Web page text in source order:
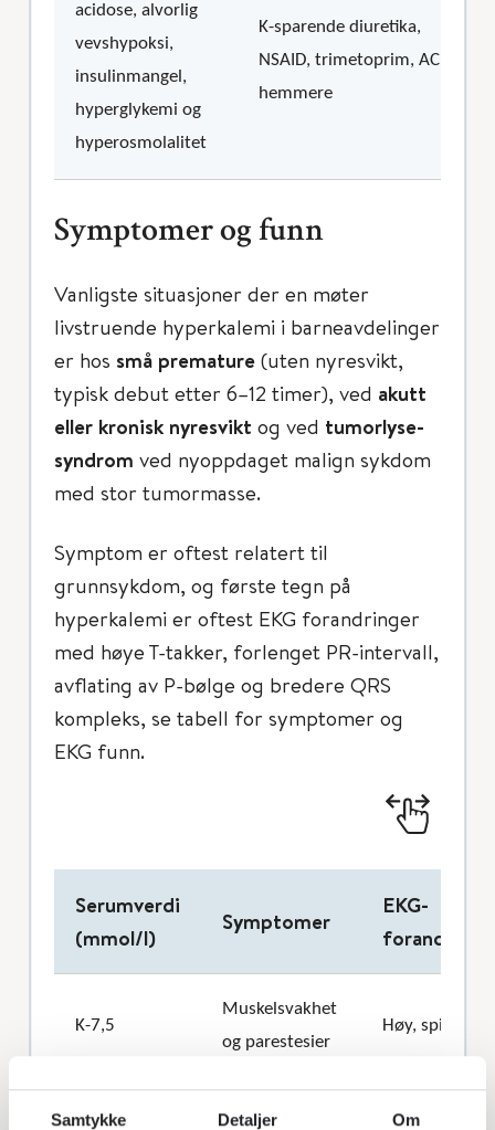
Samtykke Detaljer Om
acidose, alvorlig
vevshypoksi,
insulinmangel,
hyperglykemi og
hyperosmolalitet
K-sparende diuretika,
NSAID, trimetoprim, ACE-
hemmere
Symptomer og funn
Vanligste situasjoner der en møter
livstruende hyperkalemi i barneavdelinger
er hos små premature (uten nyresvikt,
typisk debut etter 6–12 timer), ved akutt
eller kronisk nyresvikt og ved tumorlyse-
syndrom ved nyoppdaget malign sykdom
med stor tumormasse.
Symptom er oftest relatert til
grunnsykdom, og første tegn på
hyperkalemi er oftest EKG forandringer
med høye T-takker, forlenget PR-intervall,
avflating av P-bølge og bredere QRS
kompleks, se tabell for symptomer og
EKG funn.
Serumverdi
(mmol/l)
Symptomer
EKG-
K-7,5
Muskelsvakhet
og parestesier
Høy, spiss T-
Tretthet,